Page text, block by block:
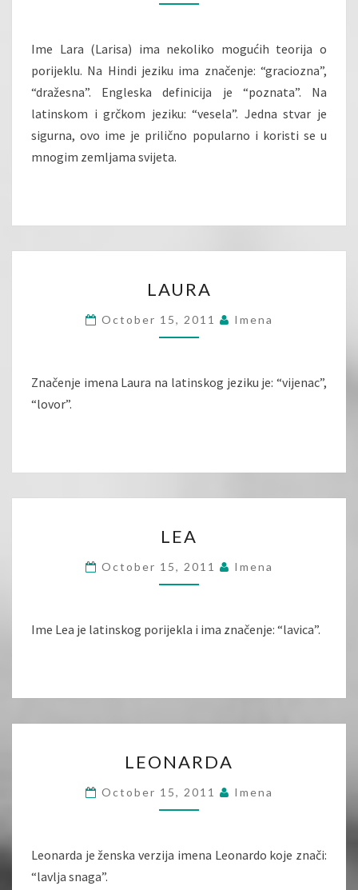
Ime Lara (Larisa) ima nekoliko mogućih teorija o
porijeklu. Na Hindi jeziku ima značenje: “graciozna”,
“dražesna”. Engleska definicija je “poznata”. Na
latinskom i grčkom jeziku: “vesela”. Jedna stvar je
sigurna, ovo ime je prilično popularno i koristi se u
mnogim zemljama svijeta.
LAURA
October 15, 2011 Imena
Značenje imena Laura na latinskog jeziku je: “vijenac”,
“lovor”.
LEA
October 15, 2011 Imena
Ime Lea je latinskog porijekla i ima značenje: “lavica”.
LEONARDA
October 15, 2011 Imena
Leonarda je ženska verzija imena Leonardo koje znači:
“lavlja snaga”.